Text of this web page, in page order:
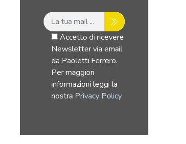
Accetto di ricevere
Newsletter via email
da Paoletti Ferrero.
Per maggiori
informazioni leggi la
nostra Privacy Policy